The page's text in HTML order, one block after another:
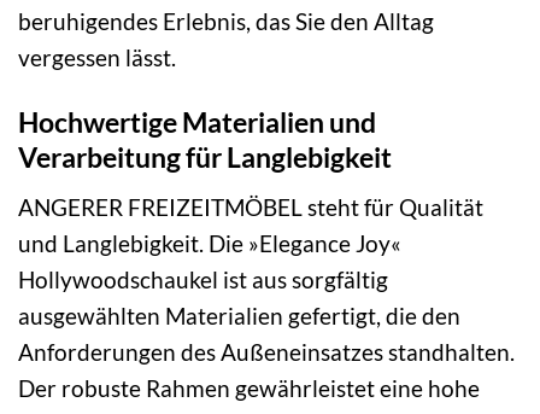
beruhigendes Erlebnis, das Sie den Alltag
vergessen lässt.
Hochwertige Materialien und
Verarbeitung für Langlebigkeit
ANGERER FREIZEITMÖBEL steht für Qualität
und Langlebigkeit. Die »Elegance Joy«
Hollywoodschaukel ist aus sorgfältig
ausgewählten Materialien gefertigt, die den
Anforderungen des Außeneinsatzes standhalten.
Der robuste Rahmen gewährleistet eine hohe